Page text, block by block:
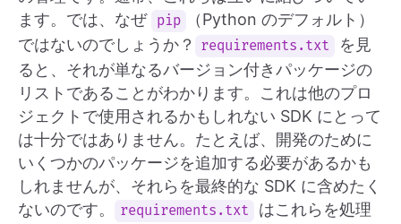
ます。では、なぜ pip
（Python のデフォルト）
ではないのでしょうか？
requirements.txt
を見
ると、それが単なるバージョン付きパッケージの
リストであることがわかります。これは他のプロ
ジェクトで使用されるかもしれない SDK にとって
は十分ではありません。たとえば、開発のために
いくつかのパッケージを追加する必要があるかも
しれませんが、それらを最終的な SDK に含めたく
ないのです。
requirements.txt
はこれらを処理